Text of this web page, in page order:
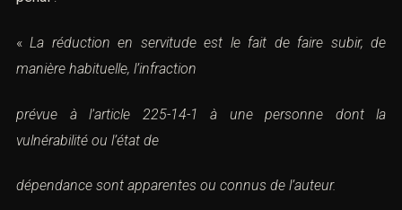
«La réduction en servitude est le fait de faire subir, de
manière habituelle, l’infraction
prévue à l’article 225-14-1 à une personne dont la
vulnérabilité ou l’état de
dépendance sont apparentes ou connus de l’auteur.